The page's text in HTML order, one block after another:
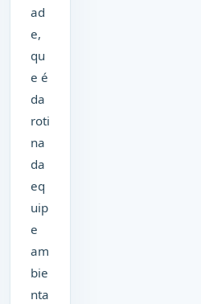
ad
e,
qu
e é
da
roti
na
da
eq
uip
e
am
bie
nta